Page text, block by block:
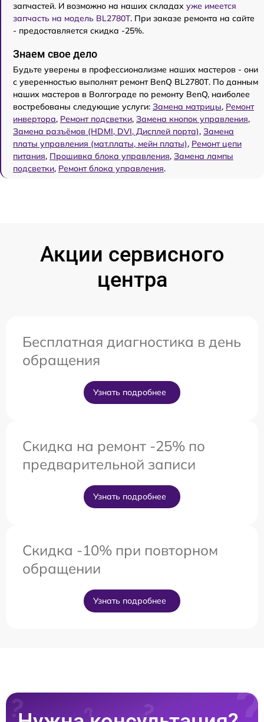
запчастей. И возможно на наших складах уже имеется
запчасть на модель BL2780T. При заказе ремонта на сайте
- предоставляется скидка -25%.
Знаем свое дело
Будьте уверены в профессионализме наших мастеров - они
с уверенностью выполнят ремонт BenQ BL2780T. По данным
наших мастеров в Волгограде по ремонту BenQ, наиболее
востребованы следующие услуги: Замена матрицы, Ремонт
инвертора, Ремонт подсветки, Замена кнопок управления,
Замена разъёмов (HDMI, DVI, Дисплей порта), Замена
платы управления (мат.платы, мейн платы), Ремонт цепи
питания, Прошивка блока управления, Замена лампы
подсветки, Ремонт блока управления.
Акции сервисного
центра
Бесплатная диагностика в день
обращения
Узнать подробнее
Скидка на ремонт -25% по
предварительной записи
Узнать подробнее
Скидка -10% при повторном
обращении
Узнать подробнее